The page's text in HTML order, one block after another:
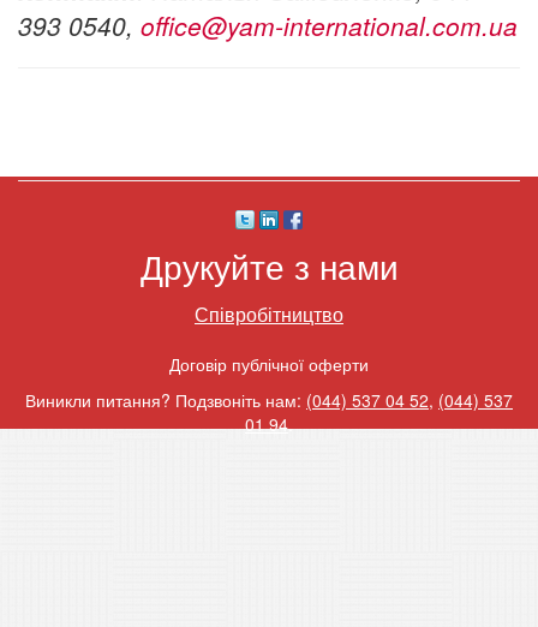
393 0540, office@yam-international.com.ua
Друкуйте з нами
Співробітництво
Договір публічної оферти
Виникли питання? Подзвоніть нам: (044) 537 04 52, (044) 537
01 94.